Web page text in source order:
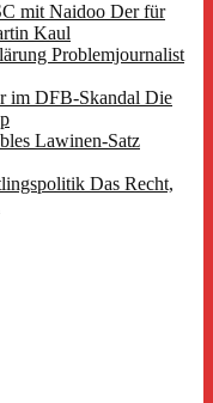
mit Naidoo Der für
Kaul
Problemjournalist
im DFB-Skandal Die
Lawinen-Satz
Das Recht,